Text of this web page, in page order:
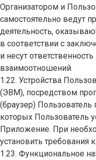
Организатором и
самостоятельно ведут
деятельность,
в соответствии с
и несут
взаимоотношений.
1.22. Устройства
(ЭВМ), посредством
(браузер) Пользователь
которых Пользователь
Приложение. При
установить требования
1.23. Функциональное